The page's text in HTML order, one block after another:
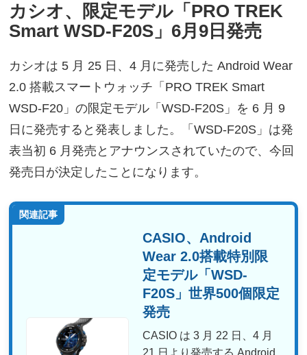
カシオ、限定モデル「PRO TREK
Smart WSD-F20S」6月9日発売
カシオは 5 月 25 日、4 月に発売した Android Wear
2.0 搭載スマートウォッチ「PRO TREK Smart
WSD-F20」の限定モデル「WSD-F20S」を 6 月 9
日に発売すると発表しました。「WSD-F20S」は発
表当初 6 月発売とアナウンスされていたので、今回
発売日が決定したことになります。
関連記事
CASIO、Android
Wear 2.0搭載特別限
定モデル「WSD-
F20S」世界500個限定
発売
CASIO は 3 月 22 日、4 月
21 日より発売する Android